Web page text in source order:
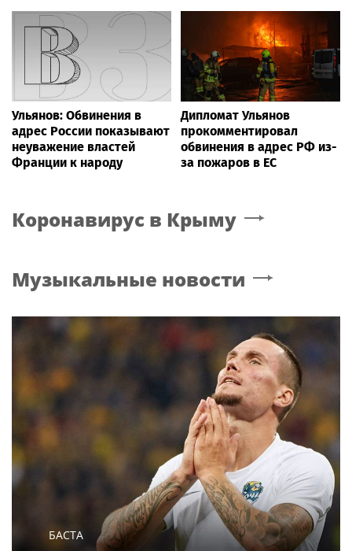
Ульянов: Обвинения в
адрес России показывают
неуважение властей
Франции к народу
Дипломат Ульянов
прокомментировал
обвинения в адрес РФ из-
за пожаров в ЕС
Коронавирус в Крыму
Музыкальные новости
БАСТА